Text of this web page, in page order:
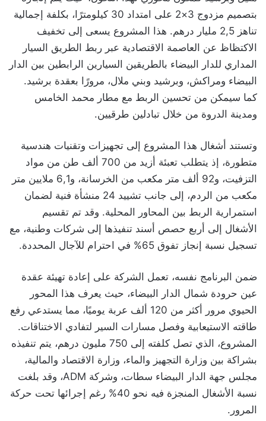
بتصميم مزدوج 3×2 على امتداد 30 كيلومترًا، بكلفة إجمالية
تناهز 2,5 مليار درهم. هذا المشروع يسعى إلى تخفيف
الاكتظاظ عن العاصمة الاقتصادية عبر ربط الطريق السيار
المداري للدار البيضاء بالطريقين السيارين الرابطين بين الدار
البيضاء ومراكش، وبرشيد وبني ملال، مرورًا بعقدة برشيد.
كما سيمكن من تحسين الربط مع مطار محمد الخامس
ومدينة الدروة من خلال تبادلين طرقيين.
وتستند أشغال هذا المشروع إلى تجهيزات وتقنيات هندسية
متطورة، إذ يتطلب تعبئة أزيد من 700 ألف طن من مواد
التزفيت، و92 ألف متر مكعب من الخرسانة، و6,1 ملايين متر
مكعب من الردم، إلى جانب تشييد 24 منشأة فنية لضمان
استمرارية الربط بين المحاور المحلية. وقد تم تقسيم
الأشغال إلى أربع حصص أسند تنفيذها إلى شركات وطنية، مع
تسجيل نسبة إنجاز تفوق 65% في احترام للآجال المحددة.
ضمن البرنامج نفسه، تعمل الشركة على إعادة تهيئة عقدة
عين حرودة شمال الدار البيضاء، حيث يعرف هذا المحور
الحيوي مرور أكثر من 120 ألف عربة يوميًا، مما يستدعي رفع
طاقته الاستيعابية وفصل مسارات السير لتفادي الاختناقات.
المشروع، الذي تصل كلفته إلى 750 مليون درهم، يتم تنفيذه
بشراكة بين وزارة التجهيز والماء، وزارة الاقتصاد والمالية،
مجلس جهة الدار البيضاء سطات، وشركة ADM، وقد بلغت
نسبة الأشغال المنجزة فيه نحو 40% رغم إجرائها تحت حركة
المرور.